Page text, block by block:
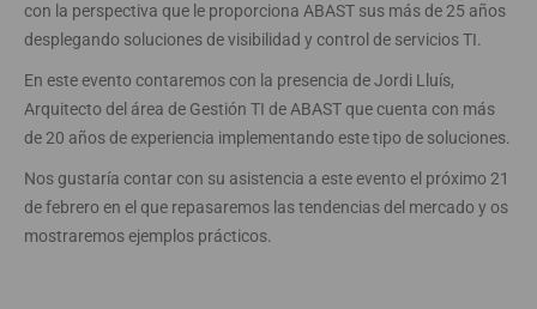
con la perspectiva que le proporciona ABAST sus más de 25 años
desplegando soluciones de visibilidad y control de servicios TI.
En este evento contaremos con la presencia de Jordi Lluís,
Arquitecto del área de Gestión TI de ABAST que cuenta con más
de 20 años de experiencia implementando este tipo de soluciones.
Nos gustaría contar con su asistencia a este evento el próximo 21
de febrero en el que repasaremos las tendencias del mercado y os
mostraremos ejemplos prácticos.